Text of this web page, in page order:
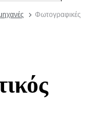
Φωτογραφικές